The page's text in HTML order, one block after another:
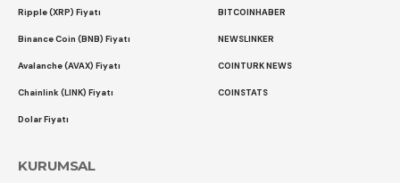
Ripple (XRP) Fiyatı
Binance Coin (BNB) Fiyatı
Avalanche (AVAX) Fiyatı
Chainlink (LINK) Fiyatı
Dolar Fiyatı
BITCOINHABER
NEWSLINKER
COINTURK NEWS
COINSTATS
KURUMSAL